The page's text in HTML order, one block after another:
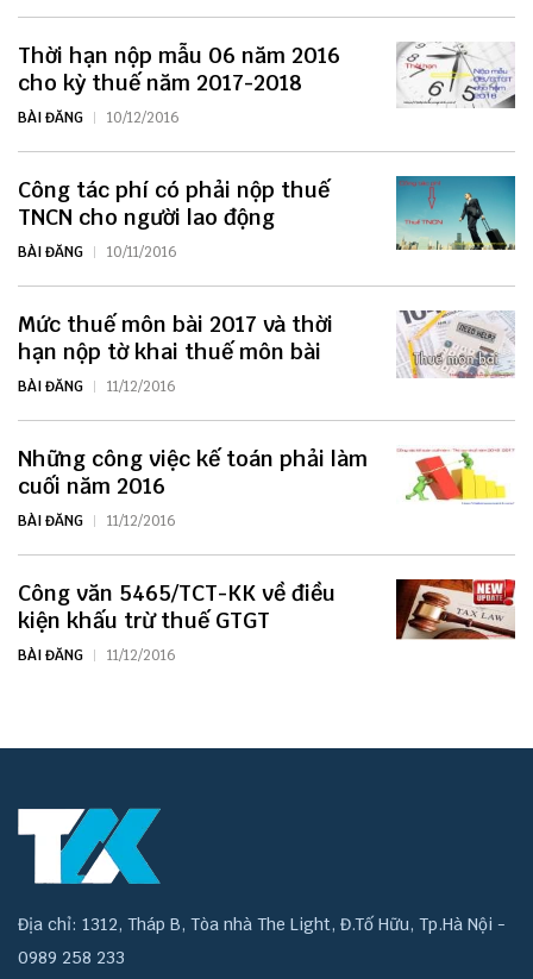
Thời hạn nộp mẫu 06 năm 2016
cho kỳ thuế năm 2017-2018
BÀI ĐĂNG 10/12/2016
Công tác phí có phải nộp thuế
TNCN cho người lao động
BÀI ĐĂNG 10/11/2016
Mức thuế môn bài 2017 và thời
hạn nộp tờ khai thuế môn bài
BÀI ĐĂNG 11/12/2016
Những công việc kế toán phải làm
cuối năm 2016
BÀI ĐĂNG 11/12/2016
Công văn 5465/TCT-KK về điều
kiện khấu trừ thuế GTGT
BÀI ĐĂNG 11/12/2016
Địa chỉ: 1312, Tháp B, Tòa nhà The Light, Đ.Tố Hữu, Tp.Hà Nội -
0989 258 233